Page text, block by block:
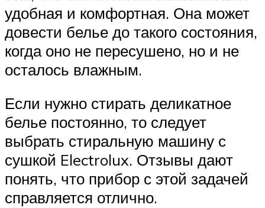
удобная и комфортная. Она может
довести белье до такого состояния,
когда оно не пересушено, но и не
осталось влажным.
Если нужно стирать деликатное
белье постоянно, то следует
выбрать стиральную машину с
сушкой Electrolux. Отзывы дают
понять, что прибор с этой задачей
справляется отлично.